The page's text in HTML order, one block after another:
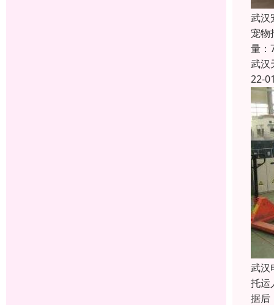
武汉
宠物
量：
武汉
22-
武汉
托运
据后